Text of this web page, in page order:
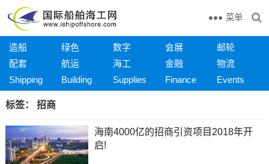
菜单
造船 绿色 数字 会展
邮轮
配套
航运 海工 金融
物流
Shipping
Building Supplies Finance Events
标签： 招商
海南4000亿的招商引资项目2018年开
启!